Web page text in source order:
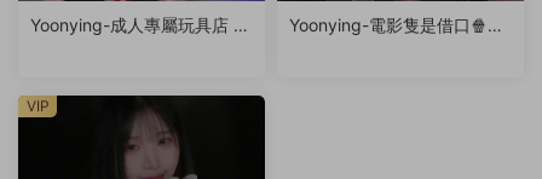
Yoonying-成人專屬玩具店 R
Yoonying-電影隻是借口🍿（f
VIP